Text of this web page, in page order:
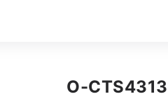
O-CTS4313